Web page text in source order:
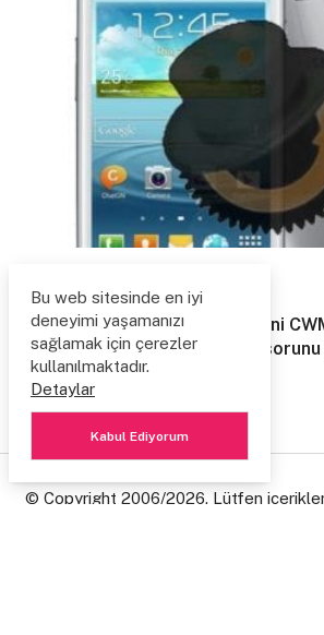
Samsung Galaxy i8190 S3 Mini
Recovery Mode geçememe
8 Ağustos 2014
© Copyright 2006/2026. Lütfen
Bu web sitesinde en iyi
deneyimi yaşamanızı
sağlamak için çerezler
kullanılmaktadır.
Detaylar
Kabul Ediyorum